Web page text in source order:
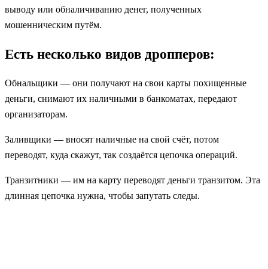
выводу или обналичиванию денег, полученных
мошенническим путём.
Есть несколько видов дропперов:
Обнальщики — они получают на свои карты похищенные
деньги, снимают их наличными в банкоматах, передают
организаторам.
Заливщики — вносят наличные на свой счёт, потом
переводят, куда скажут, так создаётся цепочка операций.
Транзитники — им на карту переводят деньги транзитом. Эта
длинная цепочка нужна, чтобы запутать следы.